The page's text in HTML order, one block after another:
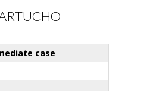
case